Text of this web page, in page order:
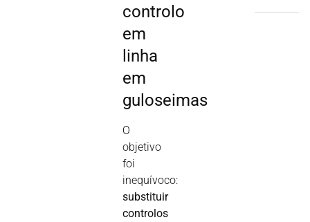
controlo
em
linha
em
guloseimas
O
objetivo
foi
inequívoco:
substituir
controlos